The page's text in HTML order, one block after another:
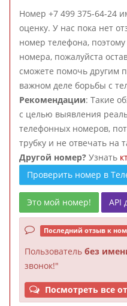
Номер +7 499 375-64-24
оценку. У нас пока нет
номер телефона,
номера, пожалуйста
сможете помочь другим
важном деле борьбы с
Рекомендации: Такие
с целью выявления
телефонных номеров,
трубку и не отвечать на
Другой номер? Узнать
Проверить номер в
Это мой номер! API
Последний отзыв к
Пользователь без
звонок!"
Посмотреть все